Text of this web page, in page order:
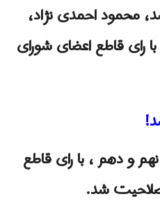
محمود احمدی نژاد،
رای قاطع اعضای شورای
و دهم ، با رای قاطع
شد.